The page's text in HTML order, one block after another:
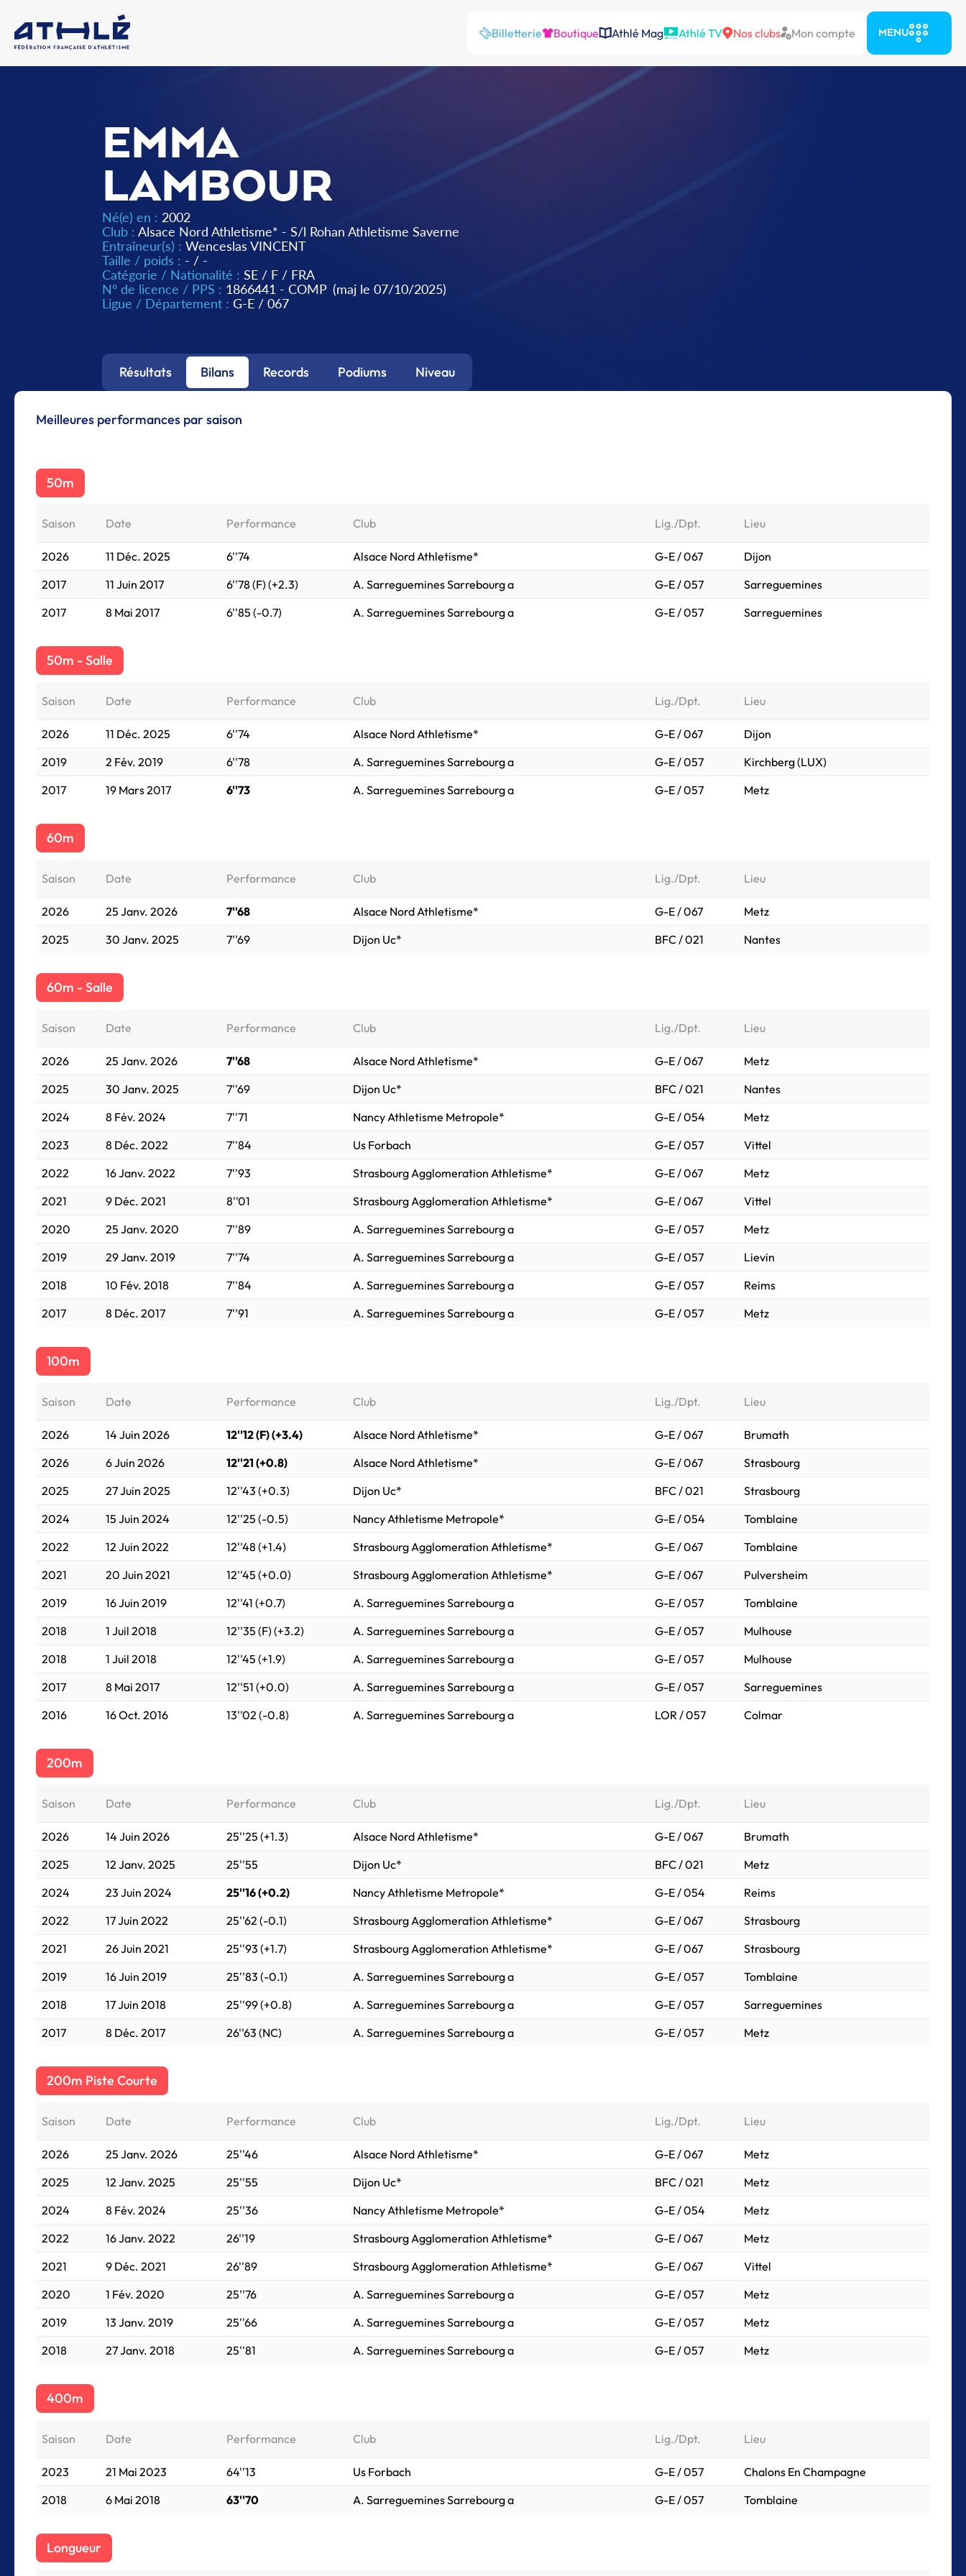
Billetterie Boutique Athlé Mag Athlé TV Nos clubs Mon compte MENU
EMMA
LAMBOUR
Né(e) en : 2002
Club :Alsace Nord Athletisme* - S/l Rohan Athletisme Saverne
Entraîneur(s) :Wenceslas VINCENT
Taille / poids : - / -
Catégorie / Nationalité :SE / F / FRA
N° de licence / PPS : 1866441 - COMP (maj le 07/10/2025)
Ligue / Département :G-E / 067
Résultats Bilans Records Podiums Niveau
Meilleures performances par saison
50m
Saison Date Performance Club Lig./Dpt. Lieu
2026 11 Déc. 2025 6''74 Alsace Nord Athletisme* G-E / 067
Dijon
2017
11 Juin 2017 6''78 (F) (+2.3) A. Sarreguemines Sarrebourg a G-E / 057
Sarreguemines
2017
8 Mai 2017 6''85 (-0.7) A. Sarreguemines Sarrebourg a G-E / 057 Sarreguemines
50m - Salle
Saison Date Performance Club Lig./Dpt. Lieu
2026 11 Déc. 2025 6''74 Alsace Nord Athletisme* G-E / 067
Dijon
2019
2 Fév. 2019 6''78 A. Sarreguemines Sarrebourg a G-E / 057
Kirchberg (LUX)
2017
19 Mars 2017 6''73 A. Sarreguemines Sarrebourg a G-E / 057 Metz
60m
Saison Date Performance Club Lig./Dpt. Lieu
2026 25 Janv. 2026 7''68 Alsace Nord Athletisme* G-E / 067
Metz
2025
30 Janv. 2025 7''69 Dijon Uc* BFC / 021 Nantes
60m - Salle
Saison Date Performance Club Lig./Dpt. Lieu
2026 25 Janv. 2026 7''68 Alsace Nord Athletisme* G-E / 067
Metz
2025
30 Janv. 2025 7''69 Dijon Uc* BFC / 021
Nantes
2024
8 Fév. 2024 7''71 Nancy Athletisme Metropole* G-E / 054
Metz
2023
8 Déc. 2022 7''84 Us Forbach G-E / 057
Vittel
2022
16 Janv. 2022 7''93 Strasbourg Agglomeration Athletisme* G-E / 067
Metz
2021
9 Déc. 2021 8''01 Strasbourg Agglomeration Athletisme* G-E / 067
Vittel
2020
25 Janv. 2020 7''89 A. Sarreguemines Sarrebourg a G-E / 057
Metz
2019
29 Janv. 2019 7''74 A. Sarreguemines Sarrebourg a G-E / 057
Lievin
2018
10 Fév. 2018 7''84 A. Sarreguemines Sarrebourg a G-E / 057
Reims
2017
8 Déc. 2017 7''91 A. Sarreguemines Sarrebourg a G-E / 057 Metz
100m
Saison Date Performance Club Lig./Dpt. Lieu
2026 14 Juin 2026 12''12 (F) (+3.4) Alsace Nord Athletisme* G-E / 067
Brumath
2026
6 Juin 2026 12''21 (+0.8) Alsace Nord Athletisme* G-E / 067
Strasbourg
2025
27 Juin 2025 12''43 (+0.3) Dijon Uc* BFC / 021
Strasbourg
2024
15 Juin 2024 12''25 (-0.5) Nancy Athletisme Metropole* G-E / 054
Tomblaine
2022
12 Juin 2022 12''48 (+1.4) Strasbourg Agglomeration Athletisme* G-E / 067
Tomblaine
2021
20 Juin 2021 12''45 (+0.0) Strasbourg Agglomeration Athletisme* G-E / 067
Pulversheim
2019
16 Juin 2019 12''41 (+0.7) A. Sarreguemines Sarrebourg a G-E / 057
Tomblaine
2018
1 Juil 2018 12''35 (F) (+3.2) A. Sarreguemines Sarrebourg a G-E / 057
Mulhouse
2018
1 Juil 2018 12''45 (+1.9) A. Sarreguemines Sarrebourg a G-E / 057
Mulhouse
2017
8 Mai 2017 12''51 (+0.0) A. Sarreguemines Sarrebourg a G-E / 057
Sarreguemines
2016
16 Oct. 2016 13''02 (-0.8) A. Sarreguemines Sarrebourg a LOR / 057 Colmar
200m
Saison Date Performance Club Lig./Dpt. Lieu
2026 14 Juin 2026 25''25 (+1.3) Alsace Nord Athletisme* G-E / 067
Brumath
2025
12 Janv. 2025 25''55 Dijon Uc* BFC / 021
Metz
2024
23 Juin 2024 25''16 (+0.2) Nancy Athletisme Metropole* G-E / 054
Reims
2022
17 Juin 2022 25''62 (-0.1) Strasbourg Agglomeration Athletisme* G-E / 067
Strasbourg
2021
26 Juin 2021 25''93 (+1.7) Strasbourg Agglomeration Athletisme* G-E / 067
Strasbourg
2019
16 Juin 2019 25''83 (-0.1) A. Sarreguemines Sarrebourg a G-E / 057
Tomblaine
2018
17 Juin 2018 25''99 (+0.8) A. Sarreguemines Sarrebourg a G-E / 057
Sarreguemines
2017
8 Déc. 2017 26''63 (NC) A. Sarreguemines Sarrebourg a G-E / 057 Metz
200m Piste Courte
Saison Date Performance Club Lig./Dpt. Lieu
2026 25 Janv. 2026 25''46 Alsace Nord Athletisme* G-E / 067
Metz
2025
12 Janv. 2025 25''55 Dijon Uc* BFC / 021
Metz
2024
8 Fév. 2024 25''36 Nancy Athletisme Metropole* G-E / 054
Metz
2022
16 Janv. 2022 26''19 Strasbourg Agglomeration Athletisme* G-E / 067
Metz
2021
9 Déc. 2021 26''89 Strasbourg Agglomeration Athletisme* G-E / 067
Vittel
2020
1 Fév. 2020 25''76 A. Sarreguemines Sarrebourg a G-E / 057
Metz
2019
13 Janv. 2019 25''66 A. Sarreguemines Sarrebourg a G-E / 057
Metz
2018
27 Janv. 2018 25''81 A. Sarreguemines Sarrebourg a G-E / 057 Metz
400m
Saison Date Performance Club Lig./Dpt. Lieu
2023 21 Mai 2023 64''13 Us Forbach G-E / 057
Chalons En Champagne
2018
6 Mai 2018 63''70 A. Sarreguemines Sarrebourg a G-E / 057 Tomblaine
Longueur